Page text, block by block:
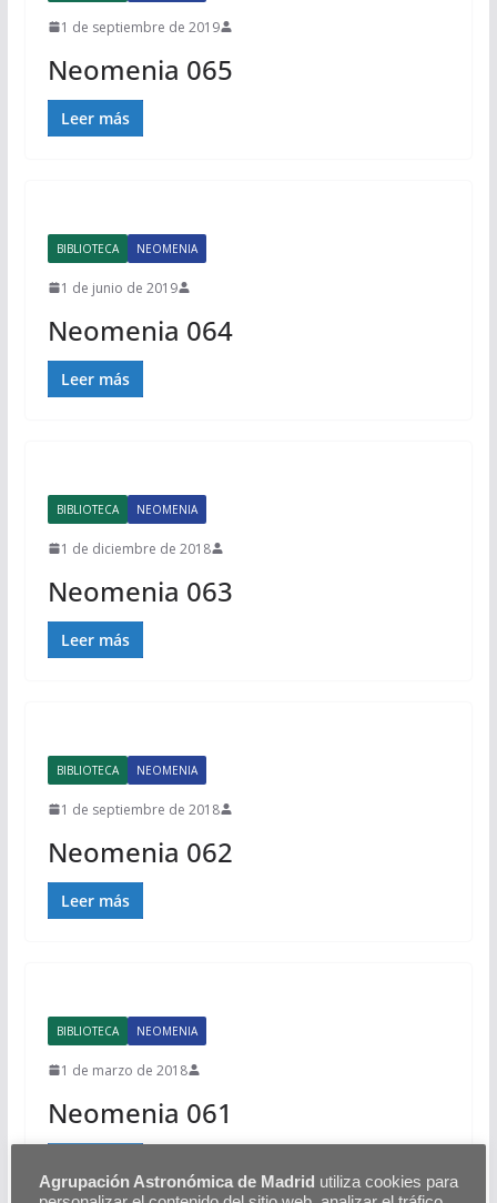
1 de septiembre de 2019
Neomenia 065
Leer más
BIBLIOTECA NEOMENIA
1 de junio de 2019
Neomenia 064
Leer más
BIBLIOTECA NEOMENIA
1 de diciembre de 2018
Neomenia 063
Leer más
BIBLIOTECA NEOMENIA
1 de septiembre de 2018
Neomenia 062
Leer más
BIBLIOTECA NEOMENIA
1 de marzo de 2018
Neomenia 061
Agrupación Astronómica de Madrid utiliza cookies para